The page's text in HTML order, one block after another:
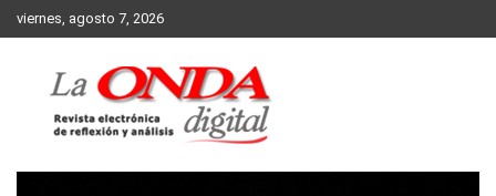
Skip
to
viernes, agosto 7, 2026